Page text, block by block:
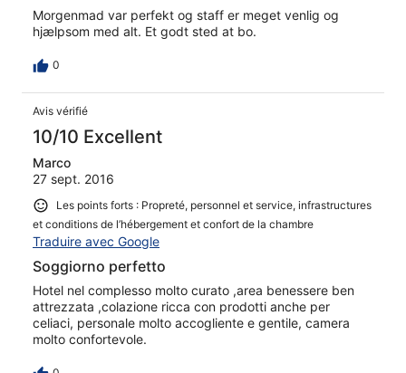
Morgenmad var perfekt og staff er meget venlig og
hjælpsom med alt. Et godt sted at bo.
0
Avis vérifié
10/10 Excellent
Marco
27 sept. 2016
Les points forts : Propreté, personnel et service, infrastructures
et conditions de l’hébergement et confort de la chambre
Traduire avec Google
Soggiorno perfetto
Hotel nel complesso molto curato ,area benessere ben
attrezzata ,colazione ricca con prodotti anche per
celiaci, personale molto accogliente e gentile, camera
molto confortevole.